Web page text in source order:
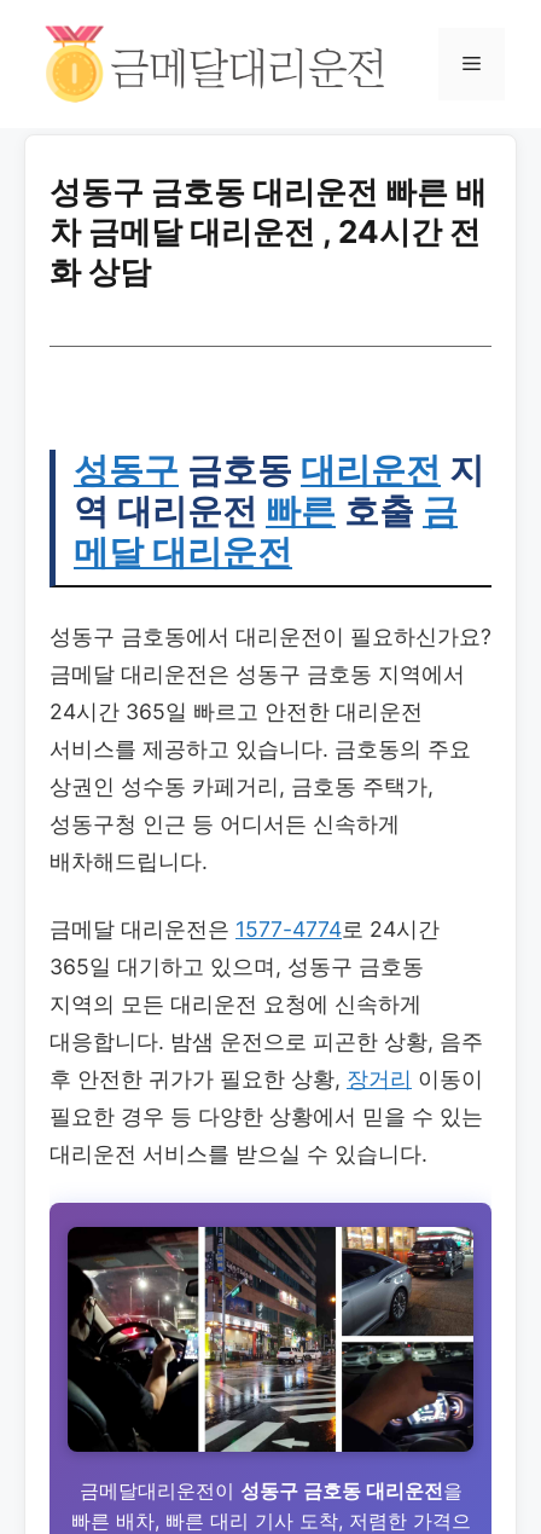
성동구 금호동 대리운전 빠른 배
차 금메달 대리운전 , 24시간 전
화 상담
성동구 금호동 대리운전 지
역 대리운전 빠른 호출 금
메달 대리운전
성동구 금호동에서 대리운전이 필요하신가요?
금메달 대리운전은 성동구 금호동 지역에서
24시간 365일 빠르고 안전한 대리운전
서비스를 제공하고 있습니다. 금호동의 주요
상권인 성수동 카페거리, 금호동 주택가,
성동구청 인근 등 어디서든 신속하게
배차해드립니다.
금메달 대리운전은 1577-4774로 24시간
365일 대기하고 있으며, 성동구 금호동
지역의 모든 대리운전 요청에 신속하게
대응합니다. 밤샘 운전으로 피곤한 상황, 음주
후 안전한 귀가가 필요한 상황, 장거리 이동이
필요한 경우 등 다양한 상황에서 믿을 수 있는
대리운전 서비스를 받으실 수 있습니다.
금메달대리운전이 성동구 금호동 대리운전을
빠른 배차, 빠른 대리 기사 도착, 저렴한 가격으